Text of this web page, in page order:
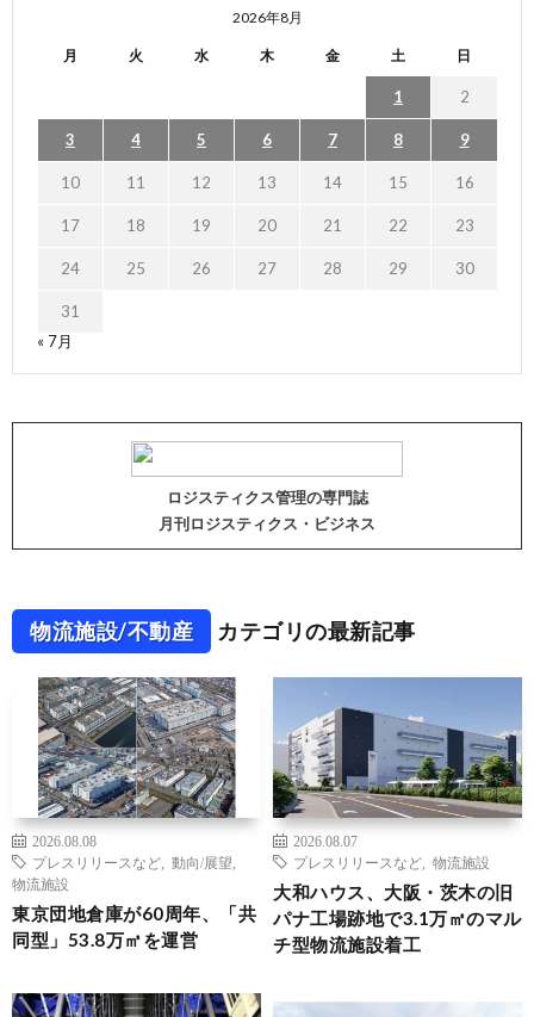
2026年8月
月 火 水 木 金 土 日
1 2
3 4 5 6 7 8 9
10 11 12 13 14 15 16
17 18 19 20 21 22 23
24 25 26 27 28 29 30
31
« 7月
ロジスティクス管理の専門誌
月刊ロジスティクス・ビジネス
物流施設/不動産 カテゴリの最新記事
2026.08.08
プレスリリースなど
動向/展望
物流施設
東京団地倉庫が60周年、「共
同型」53.8万㎡を運営
2026.08.07
プレスリリースなど
物流施設
大和ハウス、大阪・茨木の旧
パナ工場跡地で3.1万㎡のマル
チ型物流施設着工